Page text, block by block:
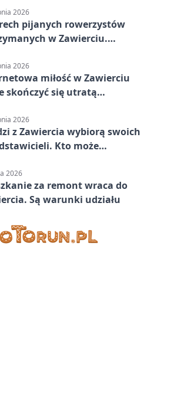
2026
pijanych rowerzystów
w Zawierciu.
2026
miłość w Zawierciu
skończyć się utratą
2026
z Zawiercia wybiorą swoich
Kto może
2026
za remont wraca do
Są warunki udziału